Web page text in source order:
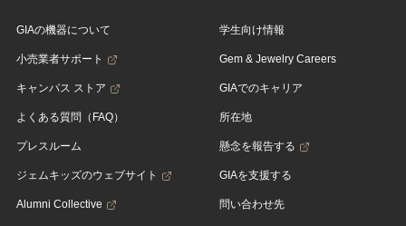
GIAの機器について
小売業者サポート
キャンパス ストア
よくある質問（FAQ）
プレスルーム
ジェムキッズのウェブサイト
Alumni Collective
学生向け情報
Gem & Jewelry Careers
GIAでのキャリア
所在地
懸念を報告する
GIAを支援する
問い合わせ先